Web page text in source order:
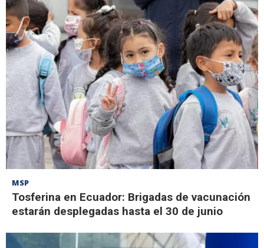
MSP
Tosferina en Ecuador: Brigadas de vacunación
estarán desplegadas hasta el 30 de junio